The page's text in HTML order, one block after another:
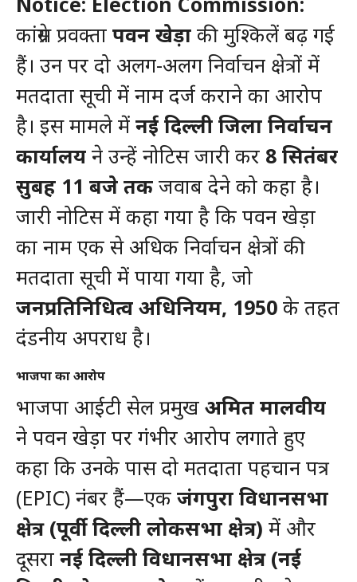
कांग्रेस प्रवक्ता पवन खेड़ाकी मुश्किलें बढ़ गई
हैं। उन पर दो अलग-अलग निर्वाचन क्षेत्रों में
मतदाता सूची में नाम दर्ज कराने का आरोप
है। इस मामले में नई दिल्ली जिला निर्वाचन
कार्यालयने उन्हें नोटिस जारी कर 8 सितंबर
सुबह 11 बजे तकजवाब देने को कहा है।
जारी नोटिस में कहा गया है कि पवन खेड़ा
का नाम एक से अधिक निर्वाचन क्षेत्रों की
मतदाता सूची में पाया गया है, जो
जनप्रतिनिधित्व अधिनियम, 1950के तहत
दंडनीय अपराध है।
भाजपा का आरोप
भाजपा आईटी सेल प्रमुख अमित मालवीय
ने पवन खेड़ा पर गंभीर आरोप लगाते हुए
कहा कि उनके पास दो मतदाता पहचान पत्र
(EPIC) नंबर हैं—एक जंगपुरा विधानसभा
क्षेत्र (पूर्वी दिल्ली लोकसभा क्षेत्र) में और
दूसरा नई दिल्ली विधानसभा क्षेत्र (नई